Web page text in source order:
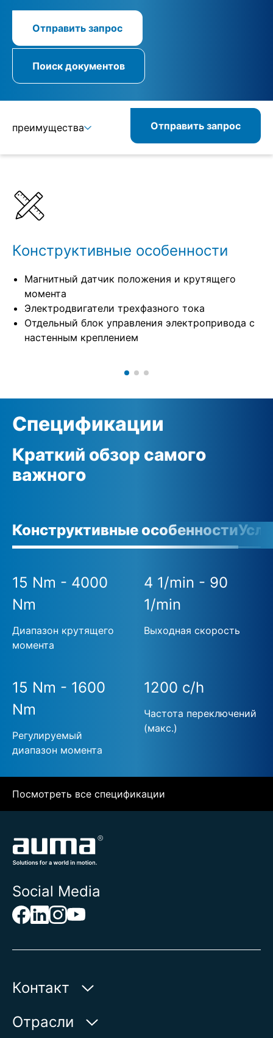
Отправить запрос
Поиск документов
преимущества Отправить запрос
Конструктивные особенности
Магнитный датчик положения и крутящего
момента
Электродвигатели трехфазного тока
Отдельный блок управления электропривода с
настенным креплением
Спецификации
Краткий обзор самого
важного
Конструктивные особенности
15 Nm - 4000
Nm
Диапазон крутящего
момента
4 1/min - 90
1/min
Выходная скорость
15 Nm - 1600
Nm
Регулируемый
диапазон момента
1200 c/h
Частота переключений
(макс.)
Посмотреть все спецификации
Social Media
Контакт
AUMA Riester
Отрасли